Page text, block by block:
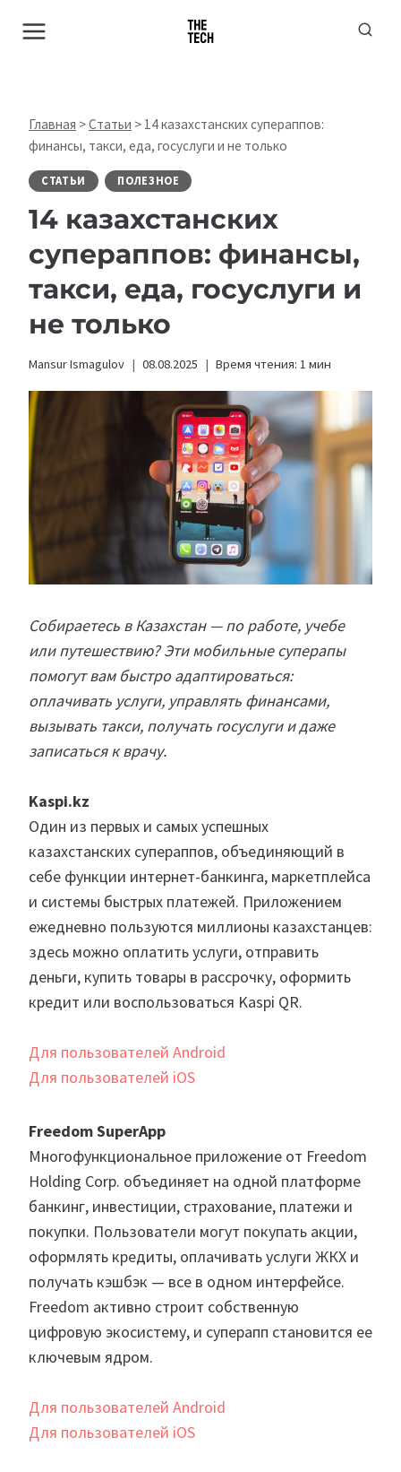
Главная >Статьи > 14 казахстанских супераппов:
финансы, такси, еда, госуслуги и не только
СТАТЬИ ПОЛЕЗНОЕ
14 казахстанских
супераппов: финансы,
такси, еда, госуслуги и
не только
Mansur Ismagulov 08.08.2025 Время чтения: 1 мин
Собираетесь в Казахстан — по работе, учебе
или путешествию? Эти мобильные суперапы
помогут вам быстро адаптироваться:
оплачивать услуги, управлять финансами,
вызывать такси, получать госуслуги и даже
записаться к врачу.
Kaspi.kz
Один из первых и самых успешных
казахстанских супераппов, объединяющий в
себе функции интернет-банкинга, маркетплейса
и системы быстрых платежей. Приложением
ежедневно пользуются миллионы казахстанцев:
здесь можно оплатить услуги, отправить
деньги, купить товары в рассрочку, оформить
кредит или воспользоваться Kaspi QR.
Для пользователей Android
Для пользователей iOS
Freedom SuperApp
Многофункциональное приложение от Freedom
Holding Corp. объединяет на одной платформе
банкинг, инвестиции, страхование, платежи и
покупки. Пользователи могут покупать акции,
оформлять кредиты, оплачивать услуги ЖКХ и
получать кэшбэк — все в одном интерфейсе.
Freedom активно строит собственную
цифровую экосистему, и суперапп становится ее
ключевым ядром.
Для пользователей Android
Для пользователей iOS